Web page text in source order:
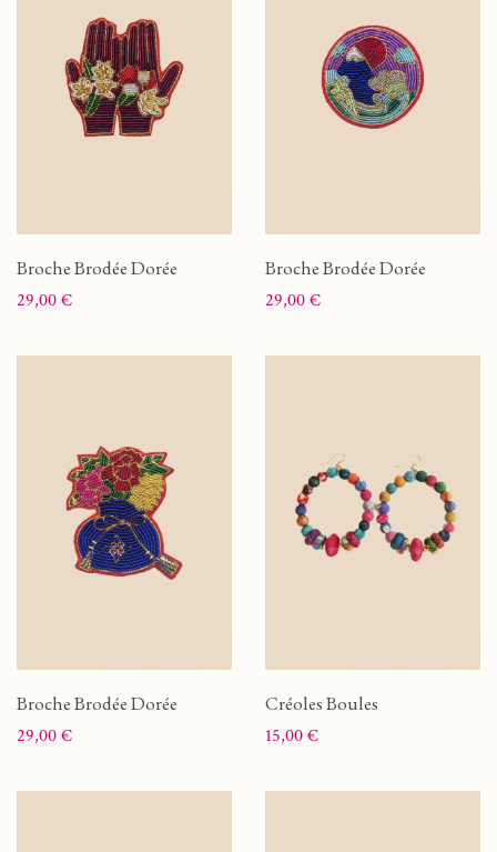
Broche Brodée Dorée
Prix
29,00 €
Broche Brodée Dorée
Prix
29,00 €
Broche Brodée Dorée
Prix
29,00 €
Créoles Boules
Prix
15,00 €